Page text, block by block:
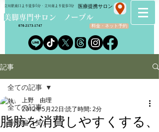
​美脚専門サロン ノーブル
立川駅南口より徒歩5分・立川南より徒歩3分
料金・ネット予約
070-2173-1747
​医療提携サロン
記事
全ての記事
番外編（笑）
全ての記事
脂肪を消費しやすくする、
上野 由理
2012年5月22日 読了時間: 2分